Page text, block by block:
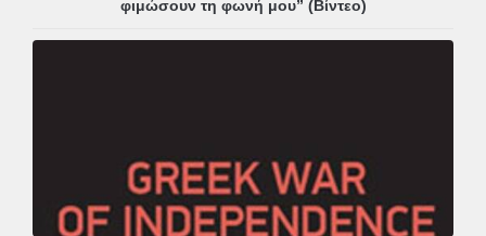
φιμώσουν τη φωνή μου” (Βίντεο)